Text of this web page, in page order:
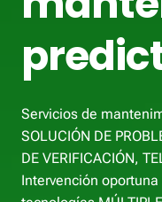
Servicios de
SOLUCIÓN DE
DE VERIFICACIÓN,
Intervención